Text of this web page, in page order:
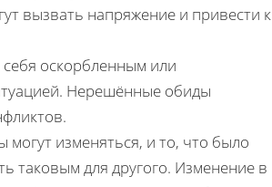
вызвать напряжение и привести к
себя оскорбленным или
Нерешённые обиды
изменяться, и то, что было
таковым для другого. Изменение в